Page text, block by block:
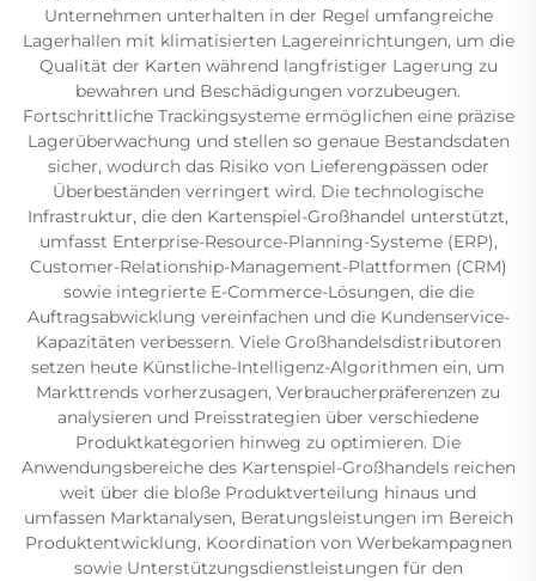
Unternehmen unterhalten in der Regel umfangreiche
Lagerhallen mit klimatisierten Lagereinrichtungen, um die
Qualität der Karten während langfristiger Lagerung zu
bewahren und Beschädigungen vorzubeugen.
Fortschrittliche Trackingsysteme ermöglichen eine präzise
Lagerüberwachung und stellen so genaue Bestandsdaten
sicher, wodurch das Risiko von Lieferengpässen oder
Überbeständen verringert wird. Die technologische
Infrastruktur, die den Kartenspiel-Großhandel unterstützt,
umfasst Enterprise-Resource-Planning-Systeme (ERP),
Customer-Relationship-Management-Plattformen (CRM)
sowie integrierte E-Commerce-Lösungen, die die
Auftragsabwicklung vereinfachen und die Kundenservice-
Kapazitäten verbessern. Viele Großhandelsdistributoren
setzen heute Künstliche-Intelligenz-Algorithmen ein, um
Markttrends vorherzusagen, Verbraucherpräferenzen zu
analysieren und Preisstrategien über verschiedene
Produktkategorien hinweg zu optimieren. Die
Anwendungsbereiche des Kartenspiel-Großhandels reichen
weit über die bloße Produktverteilung hinaus und
umfassen Marktanalysen, Beratungsleistungen im Bereich
Produktentwicklung, Koordination von Werbekampagnen
sowie Unterstützungsdienstleistungen für den